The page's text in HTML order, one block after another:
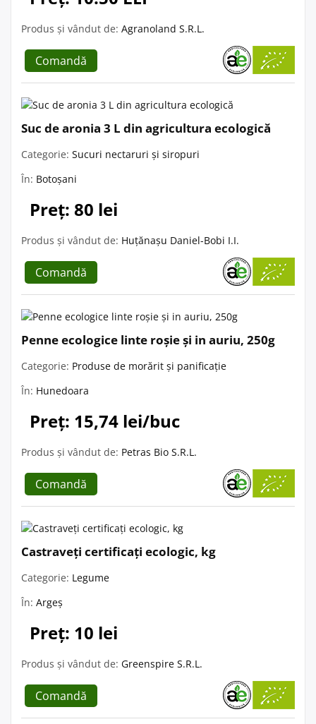
Produs și vândut de: Agranoland S.R.L.
Comandă
Suc de aronia 3 L din agricultura ecologică
Categorie: Sucuri nectaruri și siropuri
În: Botoșani
Preț: 80 lei
Produs și vândut de: Huțănașu Daniel-Bobi I.I.
Comandă
Penne ecologice linte roșie și in auriu, 250g
Categorie: Produse de morărit și panificație
În: Hunedoara
Preț: 15,74 lei/buc
Produs și vândut de: Petras Bio S.R.L.
Comandă
Castraveți certificați ecologic, kg
Categorie: Legume
În: Argeș
Preț: 10 lei
Produs și vândut de: Greenspire S.R.L.
Comandă